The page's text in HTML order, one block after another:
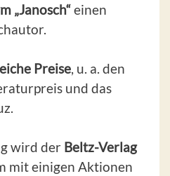
„Janosch“einen
Preise, u. a. den
und das
wird der Beltz-Verlag
mit einigen Aktionen